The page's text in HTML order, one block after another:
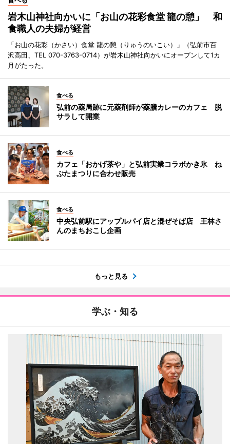
岩木山神社向かいに「お山の花彩食堂 龍の憩」 和
食職人の夫婦が経営
「お山の花彩（かさい）食堂 龍の憩（りゅうのいこい）」（弘前市百
沢高田、TEL 070-3763-0714）が岩木山神社向かいにオープンして1カ
月がたった。
食べる
弘前の薬局跡に元薬剤師が薬膳カレーのカフェ 脱
サラして開業
食べる
カフェ「おかげ茶や」と弘前実業コラボかき氷 ね
ぷたまつりに合わせ販売
食べる
中央弘前駅にアップルパイ店と混ぜそば店 王林さ
んのまちおこし企画
もっと見る
学ぶ・知る